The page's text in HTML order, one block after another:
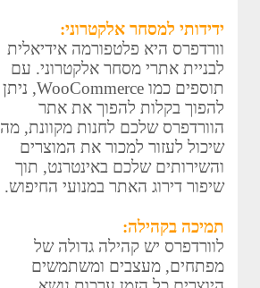
ידידותי למסחר אלקטרוני:
וורדפרס היא פלטפורמה אידיאלית
לבניית אתרי מסחר אלקטרוני. עם
תוספים כמו WooCommerce, ניתן
להפוך בקלות להפוך את אתר
הוורדפרס שלכם לחנות מקוונת, מה
שיכול לעזור למכור את המוצרים
והשירותים שלכם באינטרנט, תוך
שיפור דירוג האתר במנועי החיפוש.
תמיכה בקהילה:
לוורדפרס יש קהילה גדולה של
מפתחים, מעצבים ומשתמשים